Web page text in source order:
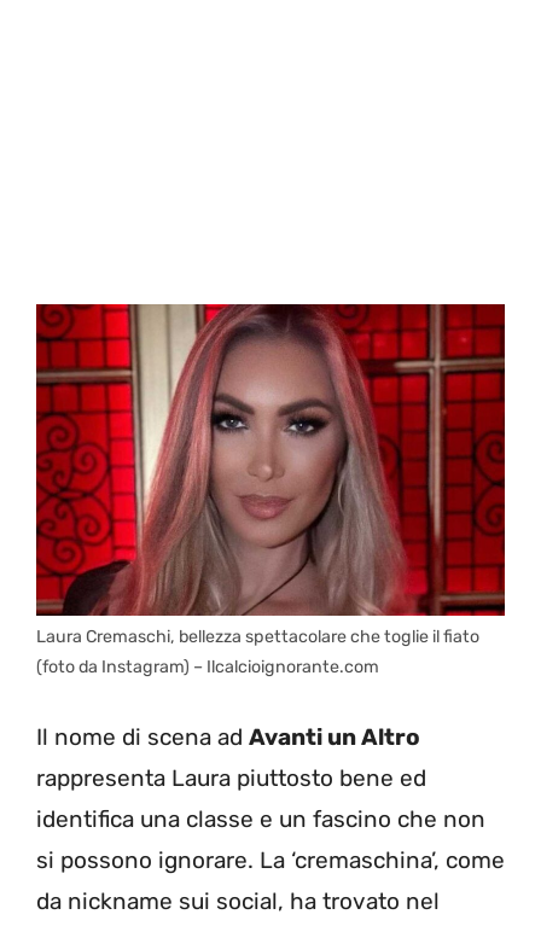
Laura Cremaschi, bellezza spettacolare che toglie il fiato
(foto da Instagram) – Ilcalcioignorante.com
Il nome di scena ad Avanti un Altro
rappresenta Laura piuttosto bene ed
identifica una classe e un fascino che non
si possono ignorare. La ‘cremaschina’, come
da nickname sui social, ha trovato nel